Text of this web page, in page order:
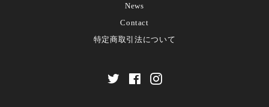
News
Contact
特定商取引法について
TwitterFacebookInstagram